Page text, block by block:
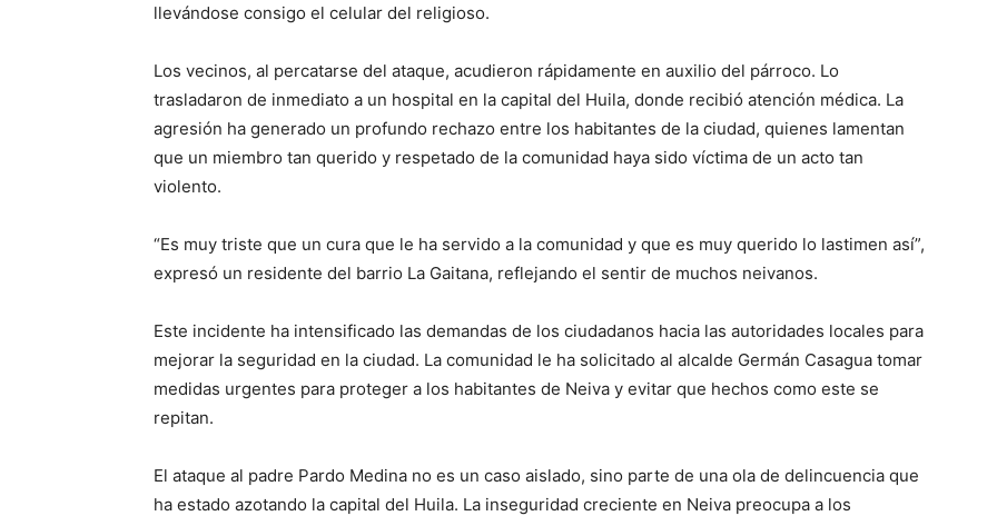
llevándose consigo el celular del religioso.
Los vecinos, al percatarse del ataque, acudieron rápidamente en auxilio del párroco. Lo
trasladaron de inmediato a un hospital en la capital del Huila, donde recibió atención médica. La
agresión ha generado un profundo rechazo entre los habitantes de la ciudad, quienes lamentan
que un miembro tan querido y respetado de la comunidad haya sido víctima de un acto tan
violento.
“Es muy triste que un cura que le ha servido a la comunidad y que es muy querido lo lastimen así”,
expresó un residente del barrio La Gaitana, reflejando el sentir de muchos neivanos.
Este incidente ha intensificado las demandas de los ciudadanos hacia las autoridades locales para
mejorar la seguridad en la ciudad. La comunidad le ha solicitado al alcalde Germán Casagua tomar
medidas urgentes para proteger a los habitantes de Neiva y evitar que hechos como este se
repitan.
El ataque al padre Pardo Medina no es un caso aislado, sino parte de una ola de delincuencia que
ha estado azotando la capital del Huila. La inseguridad creciente en Neiva preocupa a los